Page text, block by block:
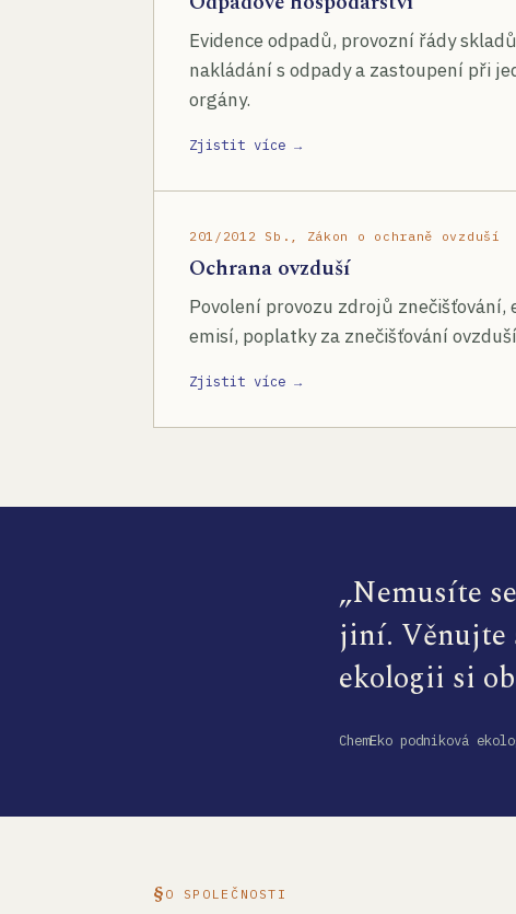
Evidence odpadů, provozní řády
nakládání s odpady a zastoupení při
orgány.
Zjistit více →
201/2012 Sb., Zákon o ochraně ovzduší
Ochrana ovzduší
Povolení provozu zdrojů znečišťování,
emisí, poplatky za znečišťování
Zjistit více →
„Nemusíte
jiní. Věnujte
ekologii si
ChemEko podniková
O SPOLEČNOSTI